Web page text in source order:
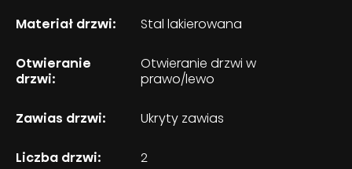
Materiał drzwi: Stal lakierowana
Otwieranie
drzwi:
Otwieranie drzwi w
prawo/lewo
Zawias drzwi: Ukryty zawias
Liczba drzwi: 2